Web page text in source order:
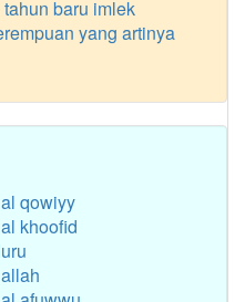
baru imlek
yang artinya
qowiyy
khoofid